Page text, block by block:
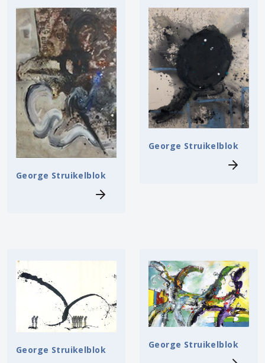
George Struikelblok
George Struikelblok
George Struikelblok George Struikelblok